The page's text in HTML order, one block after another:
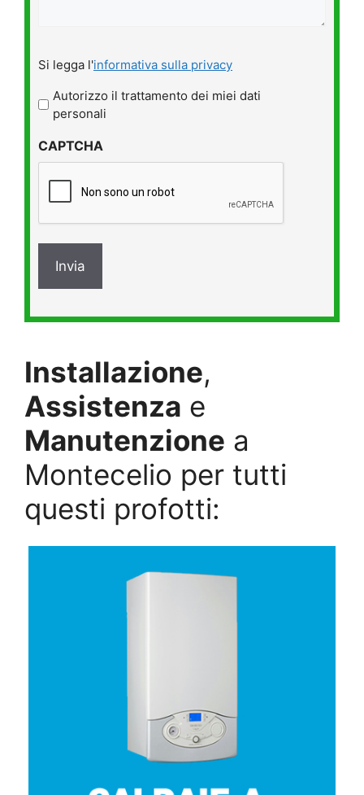
legga
l'informativa
sulla
*
Si legga l'informativa sulla privacy
Autorizzo il trattamento dei miei dati
personali
CAPTCHA
Installazione,
Assistenza e
Manutenzione a
Montecelio per tutti
questi profotti: